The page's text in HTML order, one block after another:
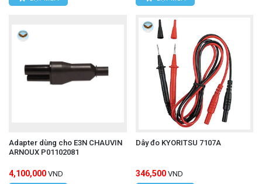
Adapter dùng cho E3N CHAUVIN
ARNOUX P01102081
4,100,000 VND
Dây đo KYORITSU 7107A
346,500 VND